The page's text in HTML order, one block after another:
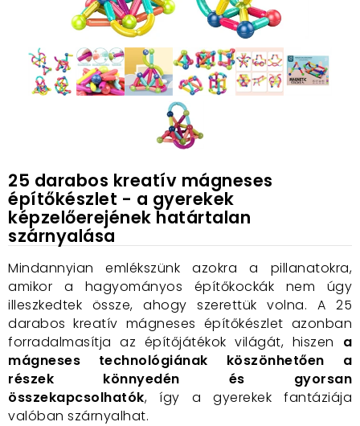
25 darabos kreatív mágneses
építőkészlet - a gyerekek
képzelőerejének határtalan
szárnyalása
Mindannyian emlékszünk azokra a pillanatokra,
amikor a hagyományos építőkockák nem úgy
illeszkedtek össze, ahogy szerettük volna. A 25
darabos kreatív mágneses építőkészlet azonban
forradalmasítja az építőjátékok világát, hiszen a
mágneses technológiának köszönhetően a
részek könnyedén és gyorsan
összekapcsolhatók, így a gyerekek fantáziája
valóban szárnyalhat.